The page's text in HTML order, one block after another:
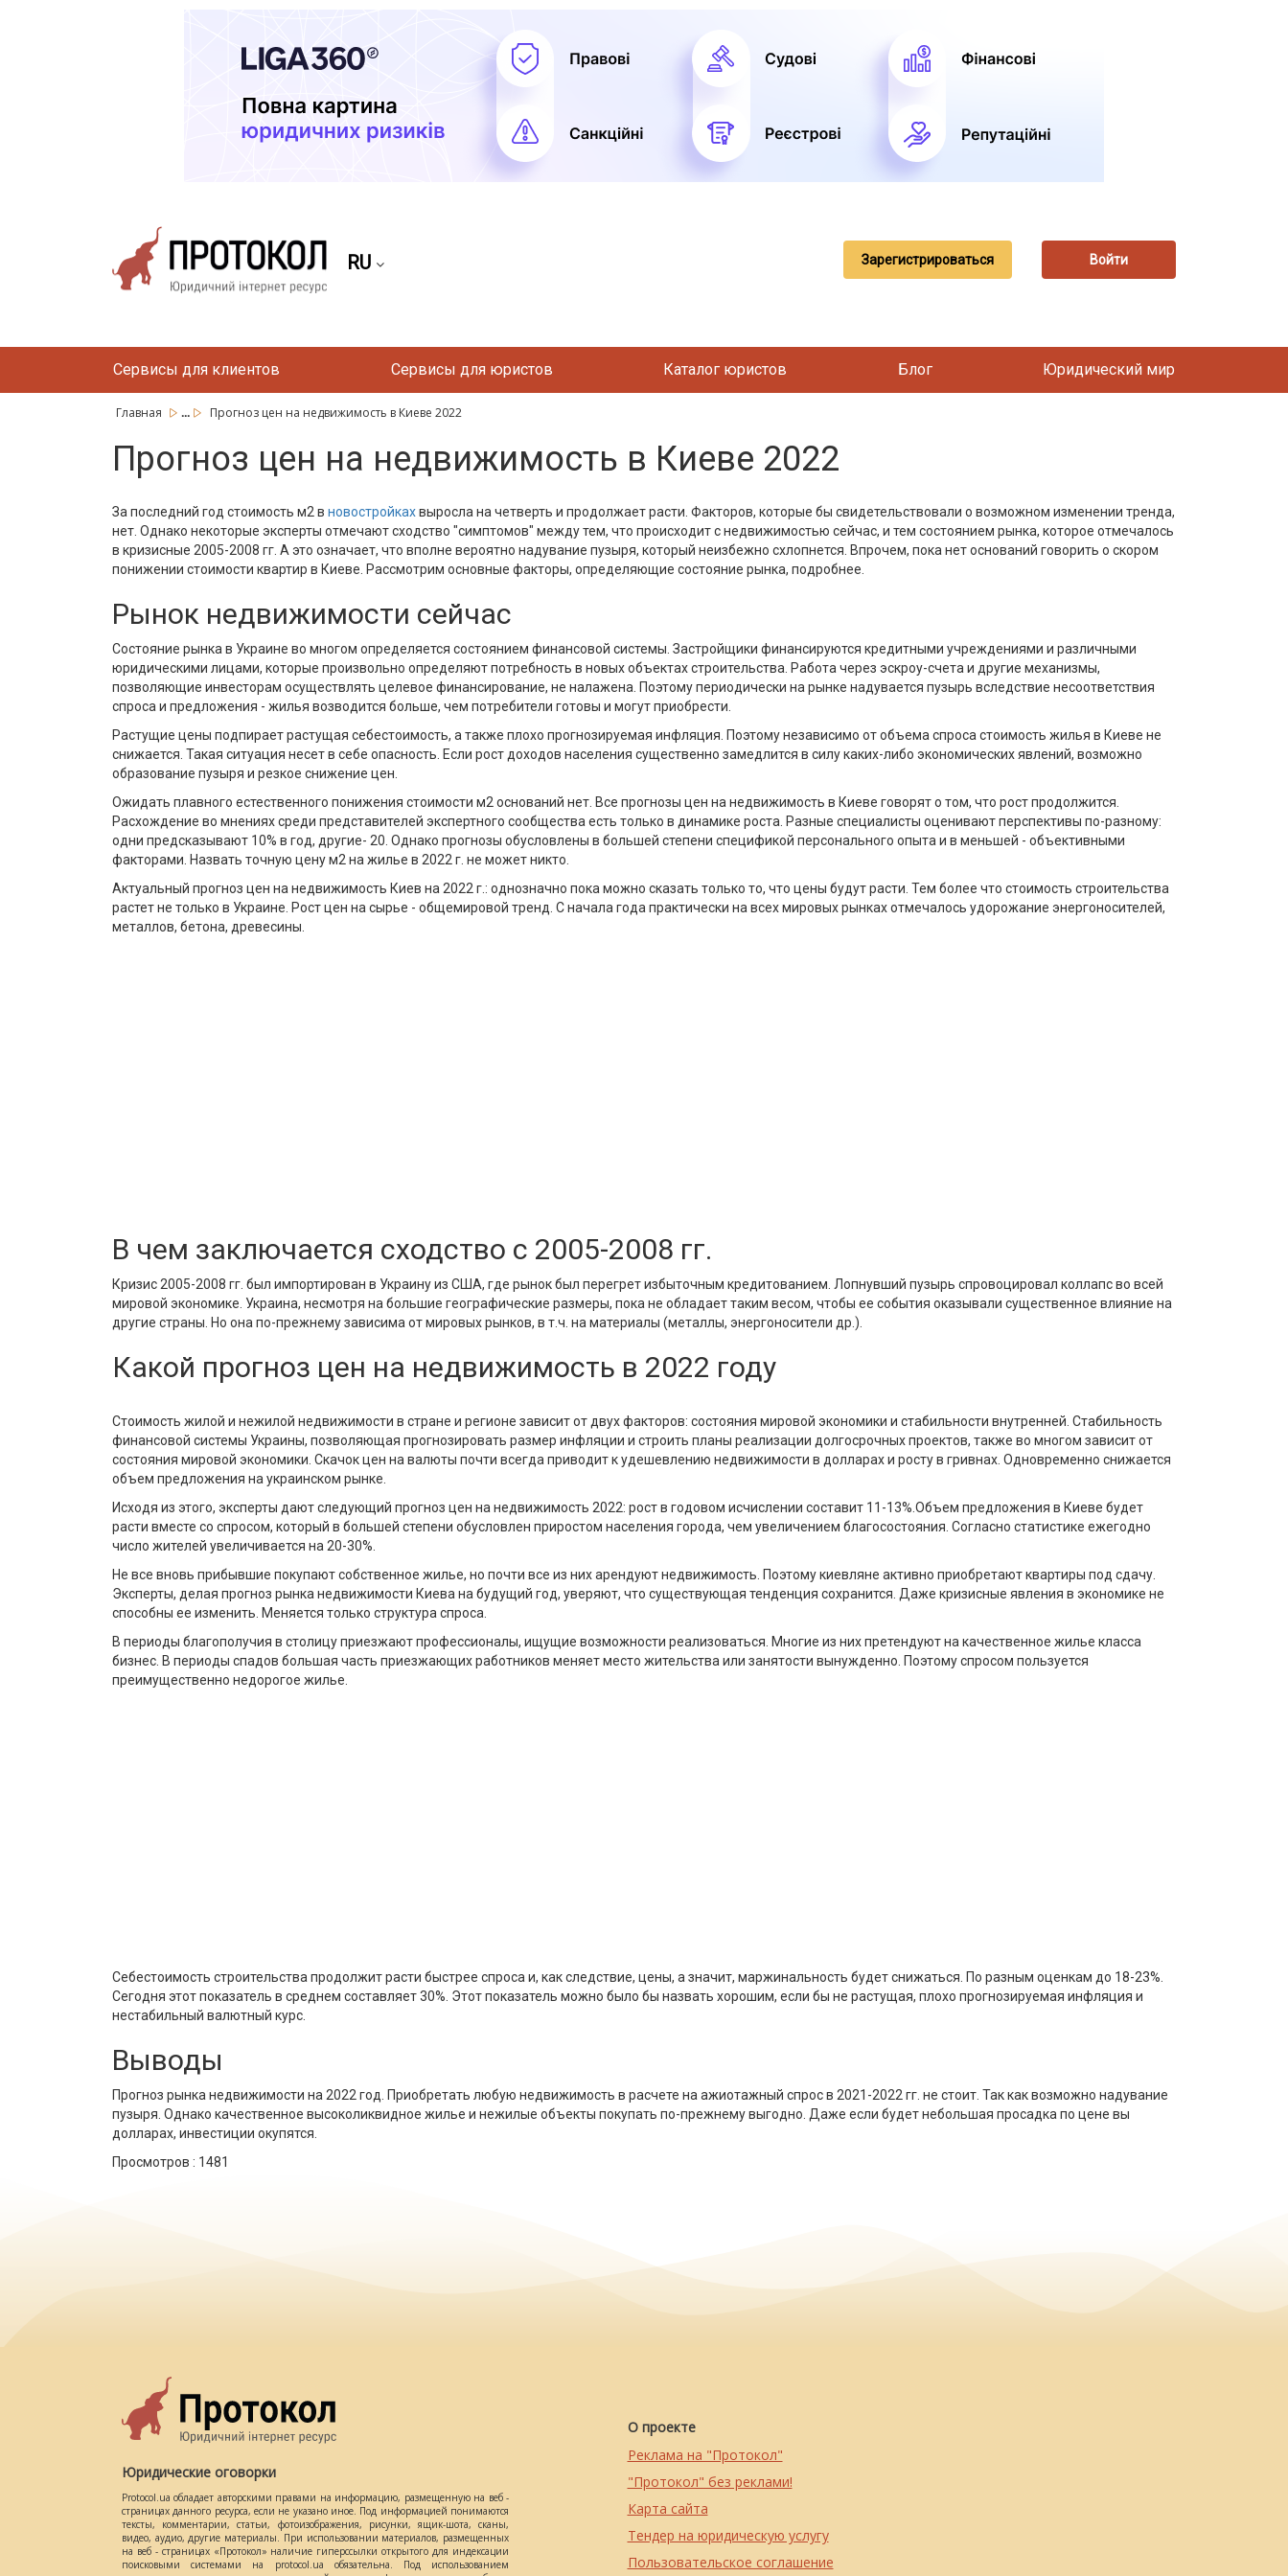
RU Зарегистрироваться Войти
Сервисы для клиентов Сервисы для юристов Каталог юристов Блог Юридический мир
Главная ... Прогноз цен на недвижимость в Киеве 2022
Прогноз цен на недвижимость в Киеве 2022
За последний год стоимость м2 в новостройкахвыросла на четверть и продолжает расти. Факторов, которые бы свидетельствовали о возможном изменении тренда,
нет. Однако некоторые эксперты отмечают сходство "симптомов" между тем, что происходит с недвижимостью сейчас, и тем состоянием рынка, которое отмечалось
в кризисные 2005-2008 гг. А это означает, что вполне вероятно надувание пузыря, который неизбежно схлопнется. Впрочем, пока нет оснований говорить о скором
понижении стоимости квартир в Киеве. Рассмотрим основные факторы, определяющие состояние рынка, подробнее.
Рынок недвижимости сейчас
Состояние рынка в Украине во многом определяется состоянием финансовой системы. Застройщики финансируются кредитными учреждениями и различными
юридическими лицами, которые произвольно определяют потребность в новых объектах строительства. Работа через эскроу-счета и другие механизмы,
позволяющие инвесторам осуществлять целевое финансирование, не налажена. Поэтому периодически на рынке надувается пузырь вследствие несоответствия
спроса и предложения - жилья возводится больше, чем потребители готовы и могут приобрести.
Растущие цены подпирает растущая себестоимость, а также плохо прогнозируемая инфляция. Поэтому независимо от объема спроса стоимость жилья в Киеве не
снижается. Такая ситуация несет в себе опасность. Если рост доходов населения существенно замедлится в силу каких-либо экономических явлений, возможно
образование пузыря и резкое снижение цен.
Ожидать плавного естественного понижения стоимости м2 оснований нет. Все прогнозы цен на недвижимость в Киеве говорят о том, что рост продолжится.
Расхождение во мнениях среди представителей экспертного сообщества есть только в динамике роста. Разные специалисты оценивают перспективы по-разному:
одни предсказывают 10% в год, другие- 20. Однако прогнозы обусловлены в большей степени спецификой персонального опыта и в меньшей - объективными
факторами. Назвать точную цену м2 на жилье в 2022 г. не может никто.
Актуальный прогноз цен на недвижимость Киев на 2022 г.: однозначно пока можно сказать только то, что цены будут расти. Тем более что стоимость строительства
растет не только в Украине. Рост цен на сырье - общемировой тренд. С начала года практически на всех мировых рынках отмечалось удорожание энергоносителей,
металлов, бетона, древесины.
В чем заключается сходство с 2005-2008 гг.
Кризис 2005-2008 гг. был импортирован в Украину из США, где рынок был перегрет избыточным кредитованием. Лопнувший пузырь спровоцировал коллапс во всей
мировой экономике. Украина, несмотря на большие географические размеры, пока не обладает таким весом, чтобы ее события оказывали существенное влияние на
другие страны. Но она по-прежнему зависима от мировых рынков, в т.ч. на материалы (металлы, энергоносители др.).
Какой прогноз цен на недвижимость в 2022 году
Стоимость жилой и нежилой недвижимости в стране и регионе зависит от двух факторов: состояния мировой экономики и стабильности внутренней. Стабильность
финансовой системы Украины, позволяющая прогнозировать размер инфляции и строить планы реализации долгосрочных проектов, также во многом зависит от
состояния мировой экономики. Скачок цен на валюты почти всегда приводит к удешевлению недвижимости в долларах и росту в гривнах. Одновременно снижается
объем предложения на украинском рынке.
Исходя из этого, эксперты дают следующий прогноз цен на недвижимость 2022: рост в годовом исчислении составит 11-13%.Объем предложения в Киеве будет
расти вместе со спросом, который в большей степени обусловлен приростом населения города, чем увеличением благосостояния. Согласно статистике ежегодно
число жителей увеличивается на 20-30%.
Не все вновь прибывшие покупают собственное жилье, но почти все из них арендуют недвижимость. Поэтому киевляне активно приобретают квартиры под сдачу.
Эксперты, делая прогноз рынка недвижимости Киева на будущий год, уверяют, что существующая тенденция сохранится. Даже кризисные явления в экономике не
способны ее изменить. Меняется только структура спроса.
В периоды благополучия в столицу приезжают профессионалы, ищущие возможности реализоваться. Многие из них претендуют на качественное жилье класса
бизнес. В периоды спадов большая часть приезжающих работников меняет место жительства или занятости вынужденно. Поэтому спросом пользуется
преимущественно недорогое жилье.
Себестоимость строительства продолжит расти быстрее спроса и, как следствие, цены, а значит, маржинальность будет снижаться. По разным оценкам до 18-23%.
Сегодня этот показатель в среднем составляет 30%. Этот показатель можно было бы назвать хорошим, если бы не растущая, плохо прогнозируемая инфляция и
нестабильный валютный курс.
Выводы
Прогноз рынка недвижимости на 2022 год. Приобретать любую недвижимость в расчете на ажиотажный спрос в 2021-2022 гг. не стоит. Так как возможно надувание
пузыря. Однако качественное высоколиквидное жилье и нежилые объекты покупать по-прежнему выгодно. Даже если будет небольшая просадка по цене вы
долларах, инвестиции окупятся.
Просмотров : 1481
Юридические оговорки
Protocol.ua обладает авторскими правами на информацию, размещенную на веб -
страницах данного ресурса, если не указано иное. Под информацией понимаются
тексты, комментарии, статьи, фотоизображения, рисунки, ящик-шота, сканы,
видео, аудио, другие материалы. При использовании материалов, размещенных
на веб - страницах «Протокол» наличие гиперссылки открытого для индексации
поисковыми системами на protocol.ua обязательна. Под использованием
О проекте
Реклама на "Протокол"
"Протокол" без реклами!
Карта сайта
Тендер на юридическую услугу
Пользовательское соглашение